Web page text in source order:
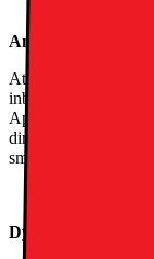
Anslut din LG TV
Att ansluta din LG
inbyggd Wifi och
Apple AirPlay. Styr
direkt från din
smart digitalt
Dynamic Tone